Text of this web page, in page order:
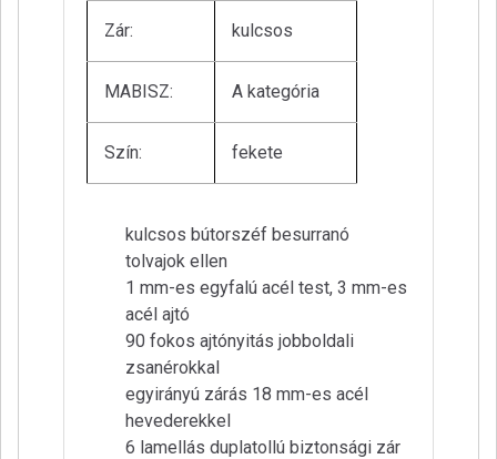
Zár: kulcsos
MABISZ: A kategória
Szín: fekete
kulcsos bútorszéf besurranó
tolvajok ellen
1 mm-es egyfalú acél test, 3 mm-es
acél ajtó
90 fokos ajtónyitás jobboldali
zsanérokkal
egyirányú zárás 18 mm-es acél
hevederekkel
6 lamellás duplatollú biztonsági zár